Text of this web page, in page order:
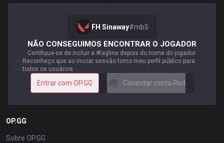
FH Sinaway#mb5
NÃO CONSEGUIMOS ENCONTRAR O JOGADOR
Certifique-se de incluir a #tagline depois do nome do jogador.
Reconheço que ao iniciar sessão torno meu perfil público para
todos os usuários
Entrar com OP.GG Conectar conta Riot
OP.GG
Sobre OP.GG